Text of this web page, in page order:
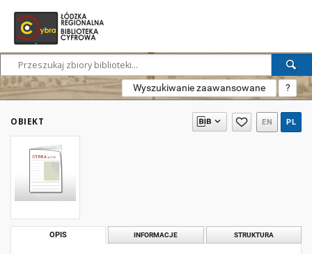
Wyszukiwanie zaawansowane ?
OBIEKT EN PL
OPIS INFORMACJE STRUKTURA